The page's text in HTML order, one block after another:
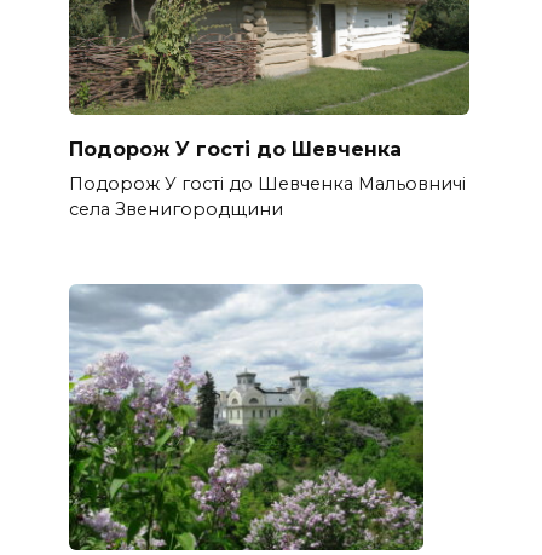
Подорож У гості до Шевченка
Подорож У гості до Шевченка Мальовничі
села Звенигородщини